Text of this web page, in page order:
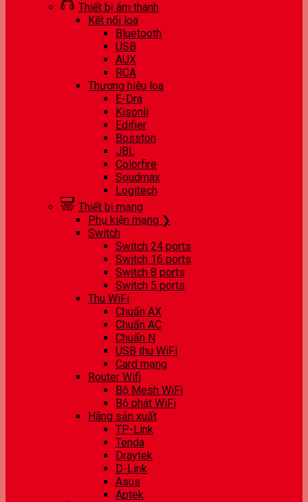
Thiết bị âm thanh
Kết nối loa
Bluetooth
USB
AUX
RCA
Thương hiệu loa
E-Dra
Kisonli
Edifier
Bosston
JBL
Colorfire
Soudmax
Logitech
Thiết bị mạng
Phụ kiện mạng ❯
Switch
Switch 24 ports
Switch 16 ports
Switch 8 ports
Switch 5 ports
Thu WiFi
Chuẩn AX
Chuẩn AC
Chuẩn N
USB thu WiFi
Card mạng
Router Wifi
Bộ Mesh WiFi
Bộ phát WiFi
Hãng sản xuất
TP-Link
Tenda
Draytek
D-Link
Asus
Aptek